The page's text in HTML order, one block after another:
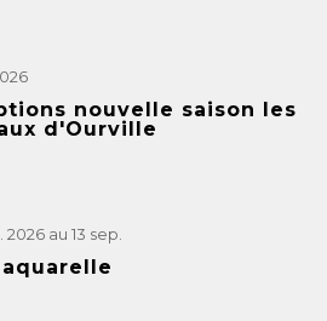
nouvelle saison les
d'Ourville
2026 au 13 sep.